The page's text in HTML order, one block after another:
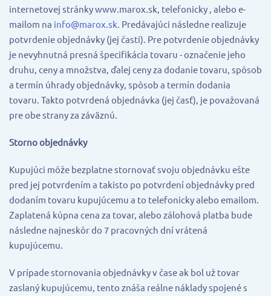
internetovej stránky www.marox.sk, telefonicky , alebo e-
mailom na info@marox.sk. Predávajúci následne realizuje
potvrdenie objednávky (jej časti). Pre potvrdenie objednávky
je nevyhnutná presná špecifikácia tovaru - označenie jeho
druhu, ceny a množstva, ďalej ceny za dodanie tovaru, spôsob
a termín úhrady objednávky, spôsob a termín dodania
tovaru. Takto potvrdená objednávka (jej časť), je považovaná
pre obe strany za záväznú.
Storno objednávky
Kupujúci môže bezplatne stornovať svoju objednávku ešte
pred jej potvrdením a takisto po potvrdení objednávky pred
dodaním tovaru kupujúcemu a to telefonicky alebo emailom.
Zaplatená kúpna cena za tovar, alebo zálohová platba bude
následne najneskôr do 7 pracovných dní vrátená
kupujúcemu.
V prípade stornovania objednávky v čase ak bol už tovar
zaslaný kupujúcemu, tento znáša reálne náklady spojené s